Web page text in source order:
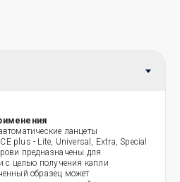
ланцеты
plus - Lite, Universal, Extra, Special
предназначены для
с целью получения капли
образец может